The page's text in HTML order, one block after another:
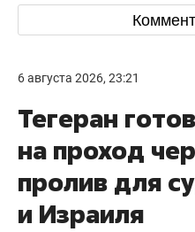
6 августа 2026, 23:21
Тегеран
на проход
пролив для
и Израиля